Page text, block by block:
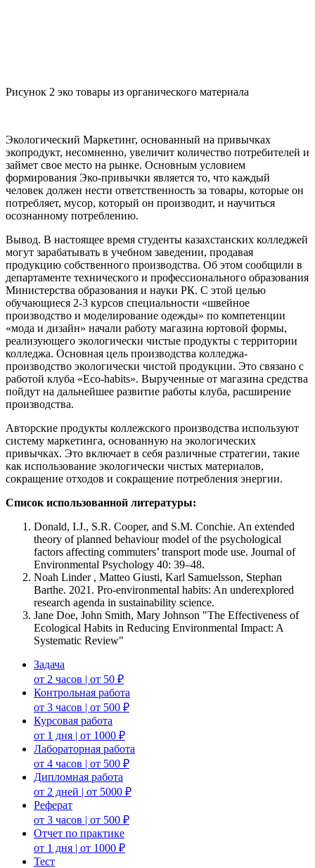
Рисунок 2 эко товары из органического материала
Экологический Маркетинг, основанный на привычках
экопродукт, несомненно, увеличит количество потребителей и
займет свое место на рынке. Основным условием
формирования Эко-привычки является то, что каждый
человек должен нести ответственность за товары, которые он
потребляет, мусор, который он производит, и научиться
осознанному потреблению.
Вывод. В настоящее время студенты казахстанских колледжей
могут зарабатывать в учебном заведении, продавая
продукцию собственного производства. Об этом сообщили в
департаменте технического и профессионального образования
Министерства образования и науки РК. С этой целью
обучающиеся 2-3 курсов специальности «швейное
производство и моделирование одежды» по компетенции
«мода и дизайн» начали работу магазина юртовой формы,
реализующего экологически чистые продукты с территории
колледжа. Основная цель производства колледжа-
производство экологически чистой продукции. Это связано с
работой клуба «Eco-habits». Вырученные от магазина средства
пойдут на дальнейшее развитие работы клуба, расширение
производства.
Авторские продукты коллежского производства используют
систему маркетинга, основанную на экологических
привычках. Это включает в себя различные стратегии, такие
как использование экологически чистых материалов,
сокращение отходов и сокращение потребления энергии.
Список использованной литературы:
Donald, I.J., S.R. Cooper, and S.M. Conchie. An extended
theory of planned behaviour model of the psychological
factors affecting commuters’ transport mode use. Journal of
Environmental Psychology 40: 39–48.
Noah Linder , Matteo Giusti, Karl Samuelsson, Stephan
Barthe. 2021. Pro-environmental habits: An underexplored
research agenda in sustainability science.
Jane Doe, John Smith, Mary Johnson "The Effectiveness of
Ecological Habits in Reducing Environmental Impact: A
Systematic Review"
Задача
от 2 часов | от 50 ₽
Контрольная работа
от 3 часов | от 500 ₽
Курсовая работа
от 1 дня | от 1000 ₽
Лабораторная работа
от 4 часов | от 500 ₽
Дипломная работа
от 2 дней | от 5000 ₽
Реферат
от 3 часов | от 500 ₽
Отчет по практике
от 1 дня | от 1000 ₽
Тест